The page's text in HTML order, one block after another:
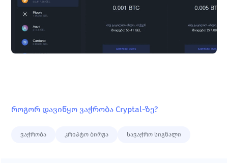
როგორ დავიწყო ვაჭრობა Cryptal-ზე?
ვაჭრობა კრიპტო ბირჟა სავაჭრო სიგნალი